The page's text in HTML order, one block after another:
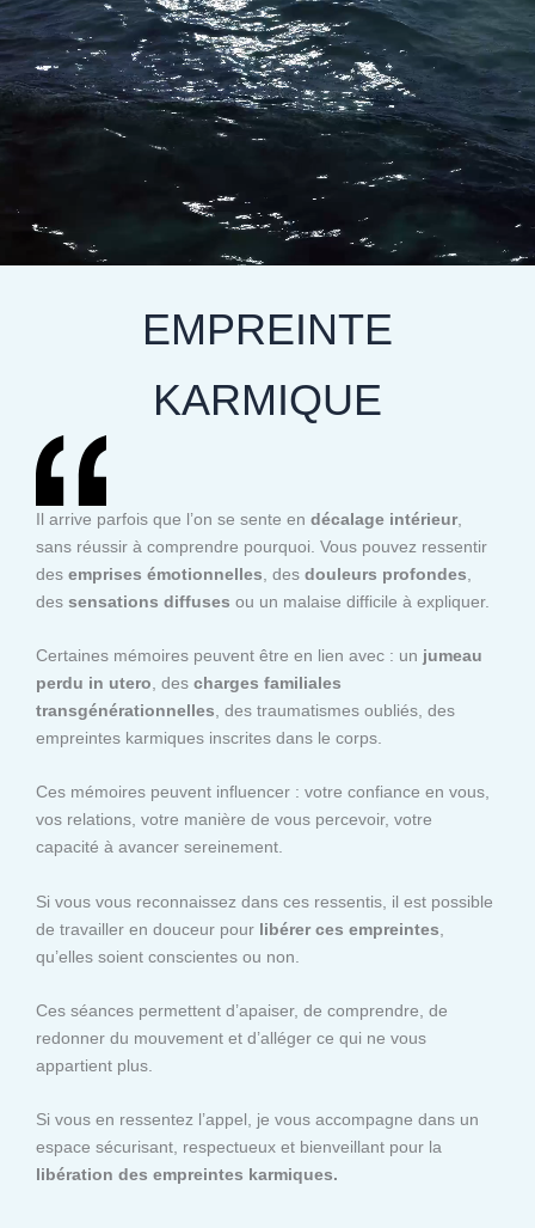
EMPREINTE
KARMIQUE
Il arrive parfois que l’on se sente en décalage intérieur,
sans réussir à comprendre pourquoi. Vous pouvez ressentir
des emprises émotionnelles , des douleurs profondes
des sensations diffuses ou un malaise difficile à expliquer.
Certaines mémoires peuvent être en lien avec : un jumeau
perdu in utero , des charges familiales
transgénérationnelles , des traumatismes oubliés, des
empreintes karmiques inscrites dans le corps.
Ces mémoires peuvent influencer : votre confiance en vous,
vos relations, votre manière de vous percevoir, votre
capacité à avancer sereinement.
Si vous vous reconnaissez dans ces ressentis, il est possible
de travailler en douceur pour libérer ces empreintes
qu’elles soient conscientes ou non.
Ces séances permettent d’apaiser, de comprendre, de
redonner du mouvement et d’alléger ce qui ne vous
appartient plus.
Si vous en ressentez l’appel, je vous accompagne dans un
espace sécurisant, respectueux et bienveillant pour la
libération des empreintes karmiques.